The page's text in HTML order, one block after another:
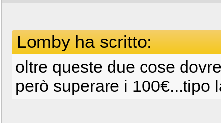
Lomby ha scritto:
oltre queste due cose
però superare i 100€...tipo